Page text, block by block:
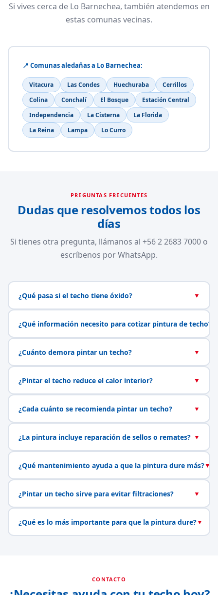
Si vives cerca de Lo Barnechea, también atendemos en
estas comunas vecinas.
📍 Comunas aledañas a Lo Barnechea:
Vitacura Las Condes Huechuraba
Cerrillos
Colina
Conchalí El Bosque
Estación Central
Independencia
La Cisterna
La Florida
La Reina
Lampa Lo Curro
PREGUNTAS FRECUENTES
Dudas que resolvemos todos los
días
Si tienes otra pregunta, llámanos al +56 2 2683 7000 o
escríbenos por WhatsApp.
¿Qué pasa si el techo tiene óxido? ▼
¿Qué información necesito para cotizar pintura de techo?
¿Cuánto demora pintar un techo? ▼
¿Pintar el techo reduce el calor interior? ▼
¿Cada cuánto se recomienda pintar un techo? ▼
¿La pintura incluye reparación de sellos o remates? ▼
¿Qué mantenimiento ayuda a que la pintura dure más?▼
¿Pintar un techo sirve para evitar filtraciones? ▼
¿Qué es lo más importante para que la pintura dure?▼
CONTACTO